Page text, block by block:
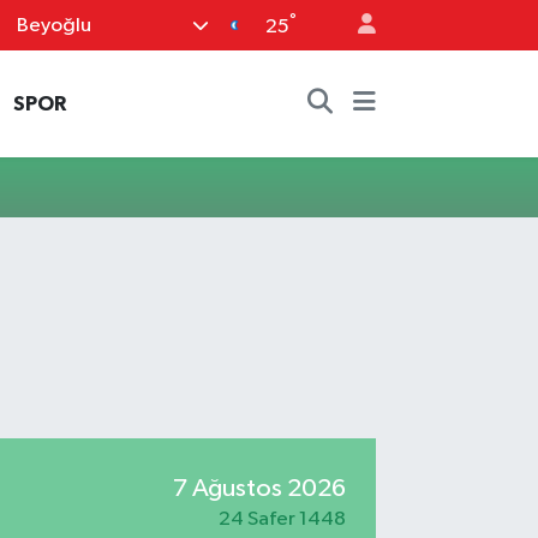
Beyoğlu 25°
SPOR
7 Ağustos 2026
24 Safer 1448